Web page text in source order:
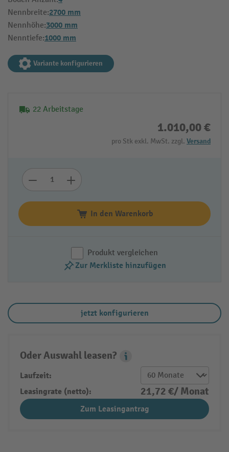
Nennbreite:2700 mm
Nennhöhe:3000 mm
Nenntiefe:1000 mm
Variante konfigurieren
22 Arbeitstage
1.010,00 €
pro Stk exkl. MwSt. zzgl. Versand
In den Warenkorb
Produkt vergleichen
Zur Merkliste hinzufügen
jetzt konfigurieren
Oder Auswahl leasen?
Leasing Popover
Laufzeit:
Leasingrate (netto):
21,72 €/ Monat
Zum Leasingantrag